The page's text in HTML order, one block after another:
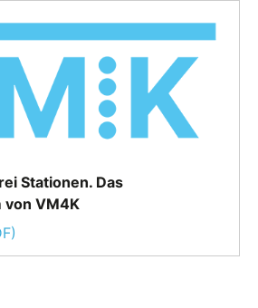
Stationen. Das
von VM4K